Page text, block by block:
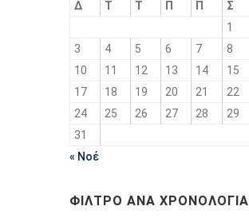
Δ
Τ Τ Π Π Σ
1
3
4 5 6 7 8
10
11 12 13 14 15
17
18 19 20 21 22
24
25 26 27 28 29
31
« Νοέ
ΦΊΛΤΡΟ ΑΝΆ ΧΡΟΝΟΛΟΓΊΑ